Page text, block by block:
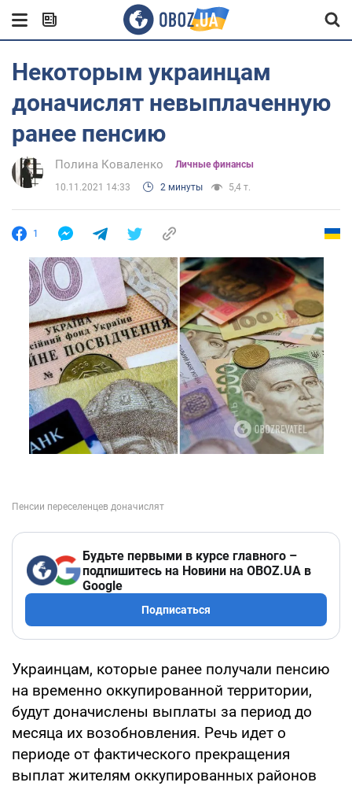
Некоторым украинцам
доначислят невыплаченную
ранее пенсию
Полина Коваленко Личные финансы
10.11.2021 14:33 2 минуты 5,4 т.
1
Будьте первыми в курсе главного –
подпишитесь на Новини на OBOZ.UA в
Google
Подписаться
Украинцам, которые ранее получали пенсию
на временно оккупированной территории,
будут доначислены выплаты за период до
месяца их возобновления. Речь идет о
периоде от фактического прекращения
выплат жителям оккупированных районов